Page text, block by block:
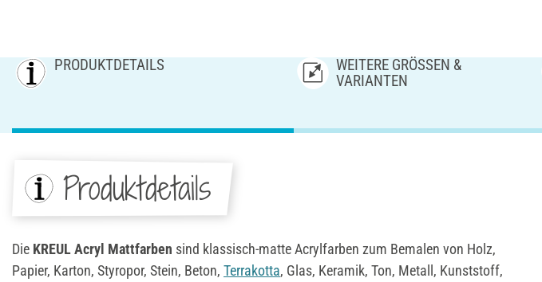
PRODUKTDETAILS
WEITERE GRÖSSEN & V
ARIANTEN
Produktdetails
Die KREUL Acryl Mattfarben sind klassisch-matte Acrylfarben zum Bemalen von Holz,
Papier, Karton, Styropor, Stein, Beton, Terrakotta, Glas, Keramik, Ton, Metall, Kunststoff,